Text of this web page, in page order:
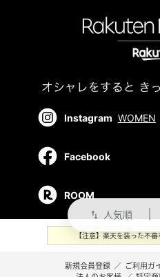
swap_vert 人気順
Instagram WOMEN
Facebook
ROOM
【注意】楽天を装った不
新規会員登録 ／ ご利用ガ